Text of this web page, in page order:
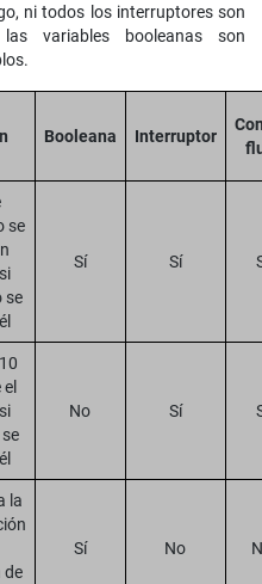
ni todos los interruptores son
variables booleanas son
Booleana Interruptor
se
se
Sí Sí
No Sí
la
de
Sí No